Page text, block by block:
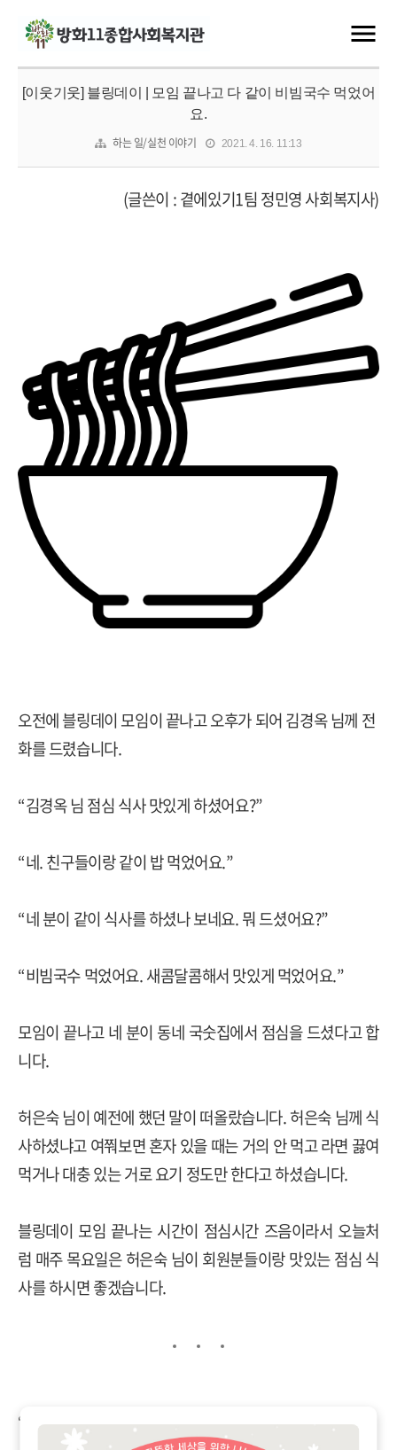
[이웃기웃] 블링데이 | 모임 끝나고 다 같이 비빔국수 먹었어
요.
하는 일/실천 이야기 2021. 4. 16. 11:13
(글쓴이 : 곁에있기1팀 정민영 사회복지사)
오전에 블링데이 모임이 끝나고 오후가 되어 김경옥 님께 전
화를 드렸습니다.
“김경옥 님 점심 식사 맛있게 하셨어요?”
“네.친구들이랑 같이 밥 먹었어요.”
“네 분이 같이 식사를 하셨나 보네요.뭐 드셨어요?”
“비빔국수 먹었어요.새콤달콤해서 맛있게 먹었어요.”
모임이 끝나고 네 분이 동네 국숫집에서 점심을 드셨다고 합
니다.
허은숙 님이 예전에 했던 말이 떠올랐습니다.허은숙 님께 식
사하셨냐고여쭤보면 혼자 있을 때는 거의 안 먹고 라면 끓여
먹거나 대충 있는 거로 요기 정도만 한다고 하셨습니다.
블링데이 모임 끝나는 시간이 점심시간 즈음이라서 오늘처
럼 매주 목요일은 허은숙 님이 회원분들이랑 맛있는 점심 식
사를 하시면 좋겠습니다.
“ 선생님 근데 왜 전화하셨어요?무슨 일 있으세요?”